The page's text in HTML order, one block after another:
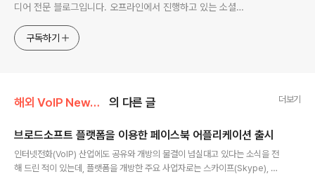
디어 전문 블로그입니다. 오프라인에서 진행하고 있는 소셜미
구독하기
해외 VoIP News/Social Communication 의 다른 글 더보기
브로드소프트 플랫폼을 이용한 페이스북 어플리케이션 출시
인터넷전화(VoIP) 산업에도 공유와 개방의 물결이 넘실대고 있다는 소식을 전
해 드린 적이 있는데, 플랫폼을 개방한 주요 사업자로는 스카이프(Skype), 리